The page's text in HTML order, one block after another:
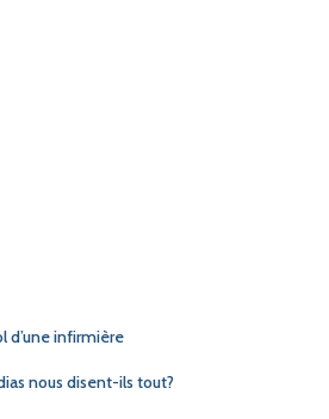
d’une infirmière
nous disent-ils tout?